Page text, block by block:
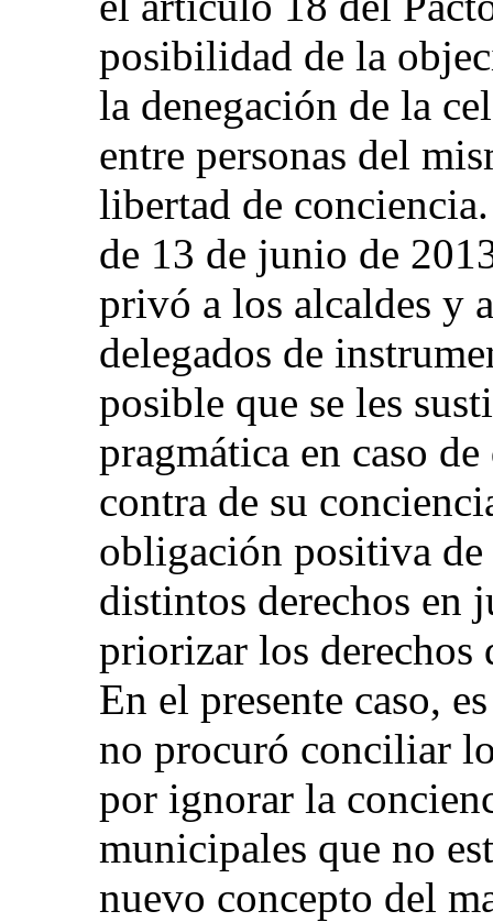
posibilidad de la
la denegación de la
entre personas del
libertad de
de 13 de junio de
privó a los alcaldes y
delegados de
posible que se les
pragmática en caso
contra de su
obligación positiva
distintos derechos en
priorizar los derechos
En el presente caso,
no procuró conciliar
por ignorar la
municipales que no
nuevo concepto del